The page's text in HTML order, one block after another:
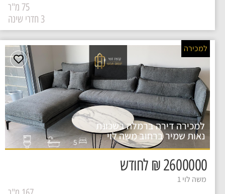
75 מ"ר
למכירה דירה ברמלה בשכונת
נאות שמיר ברחוב משה לוי 5
2600000 ₪ לחודש
משה לוי 1
למכירה